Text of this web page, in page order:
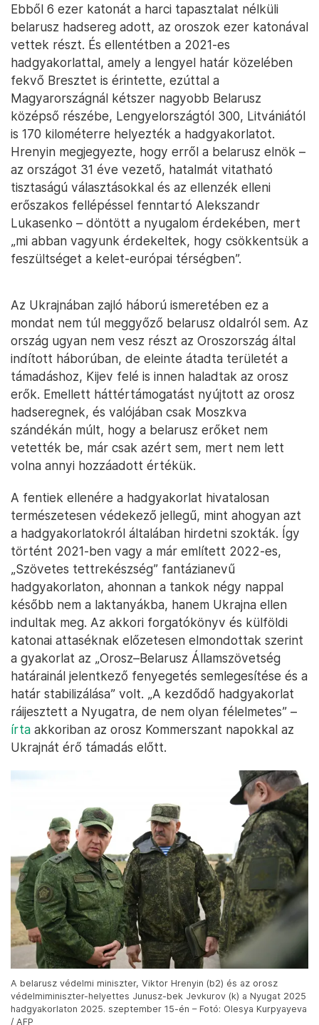
Ebből 6 ezer katonát a harci tapasztalat nélküli
belarusz hadsereg adott, az oroszok ezer katonával
vettek részt. És ellentétben a 2021-es
hadgyakorlattal, amely a lengyel határ közelében
fekvő Bresztet is érintette, ezúttal a
Magyarországnál kétszer nagyobb Belarusz
középső részébe, Lengyelországtól 300, Litvániától
is 170 kilométerre helyezték a hadgyakorlatot.
Hrenyin megjegyezte, hogy erről a belarusz elnök –
az országot 31 éve vezető, hatalmát vitatható
tisztaságú választásokkal és az ellenzék elleni
erőszakos fellépéssel fenntartó Alekszandr
Lukasenko – döntött a nyugalom érdekében, mert
„mi abban vagyunk érdekeltek, hogy csökkentsük a
feszültséget a kelet-európai térségben”.
Az Ukrajnában zajló háború ismeretében ez a
mondat nem túl meggyőző belarusz oldalról sem. Az
ország ugyan nem vesz részt az Oroszország által
indított háborúban, de eleinte átadta területét a
támadáshoz, Kijev felé is innen haladtak az orosz
erők. Emellett háttértámogatást nyújtott az orosz
hadseregnek, és valójában csak Moszkva
szándékán múlt, hogy a belarusz erőket nem
vetették be, már csak azért sem, mert nem lett
volna annyi hozzáadott értékük.
A fentiek ellenére a hadgyakorlat hivatalosan
természetesen védekező jellegű, mint ahogyan azt
a hadgyakorlatokról általában hirdetni szokták. Így
történt 2021-ben vagy a már említett 2022-es,
„Szövetes tettrekészség” fantázianevű
hadgyakorlaton, ahonnan a tankok négy nappal
később nem a laktanyákba, hanem Ukrajna ellen
indultak meg. Az akkori forgatókönyv és külföldi
katonai attaséknak előzetesen elmondottak szerint
a gyakorlat az „Orosz–Belarusz Államszövetség
határainál jelentkező fenyegetés semlegesítése és a
határ stabilizálása” volt. „A kezdődő hadgyakorlat
ráijesztett a Nyugatra, de nem olyan félelmetes” –
írta akkoriban az orosz Kommerszant napokkal az
Ukrajnát érő támadás előtt.
A belarusz védelmi miniszter, Viktor Hrenyin (b2) és az orosz
védelmiminiszter-helyettes Junusz-bek Jevkurov (k) a Nyugat 2025
hadgyakorlaton 2025. szeptember 15-én – Fotó: Olesya Kurpyayeva
/ AFP